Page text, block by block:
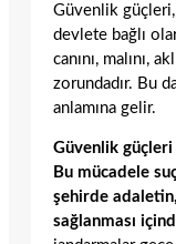
Güvenlik
devlete bağlı
canını, malını,
zorundadır. Bu
anlamına gelir.
Güvenlik
Bu mücadele
şehirde
sağlanması